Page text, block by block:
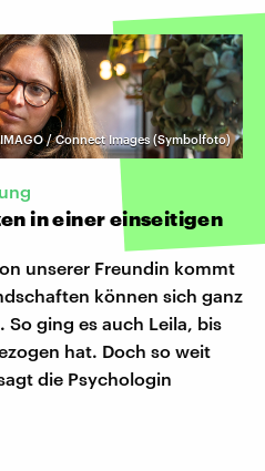
IMAGO / Connect Images (Symbolfoto)
in einer einseitigen
unserer Freundin kommt
können sich ganz
ging es auch Leila, bis
hat. Doch so weit
die Psychologin